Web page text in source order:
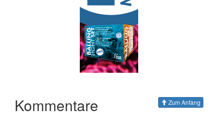
Kommentare Zum Anfang